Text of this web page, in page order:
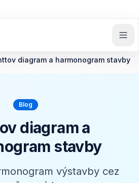
diagram a harmonogram stavby
Blog
diagram a
stavby
výstavby cez